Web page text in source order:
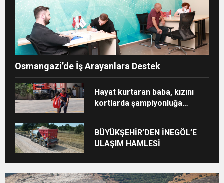
Osmangazi’de İş Arayanlara Destek
Hayat kurtaran baba, kızını
kortlarda şampiyonluğa
BÜYÜKŞEHİR’DEN İNEGÖL’E
ULAŞIM HAMLESİ